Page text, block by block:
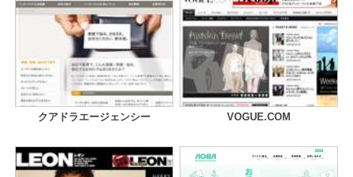
クアドラエージェンシー VOGUE.COM